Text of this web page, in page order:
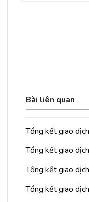
Bài liên quan
Tổng kết giao
Tổng kết giao
Tổng kết giao
Tổng kết giao